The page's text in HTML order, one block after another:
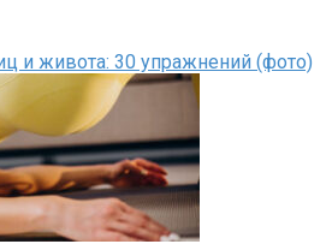
и живота: 30 упражнений (фото)